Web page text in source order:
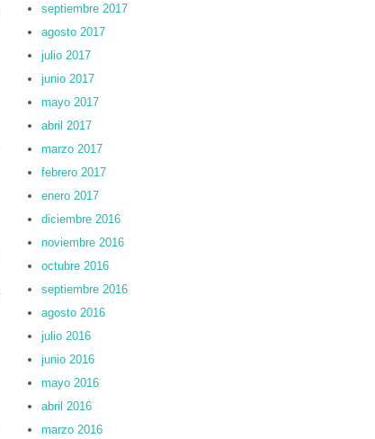
septiembre 2017
agosto 2017
julio 2017
junio 2017
mayo 2017
abril 2017
marzo 2017
febrero 2017
enero 2017
diciembre 2016
noviembre 2016
octubre 2016
septiembre 2016
agosto 2016
julio 2016
junio 2016
mayo 2016
abril 2016
marzo 2016